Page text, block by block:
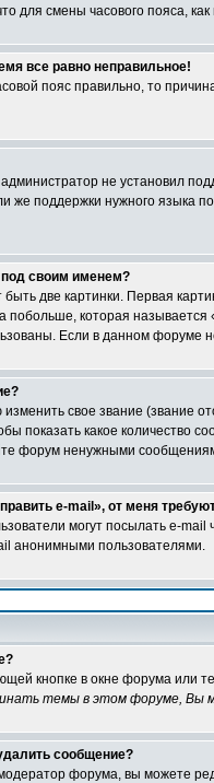
для смены часового пояса,
все равно неправильное!
пояс правильно, то
администратор не установил
же поддержки нужного языка
под своим именем?
две картинки. Первая
побольше, которая
Если в данном
свое звание (звание
показать какое
форум ненужными
e-mail», от меня
могут посылать e-
анонимными пользователями.
кнопке в окне форума или
темы в этом форуме, Вы
сообщение?
форума, вы можете